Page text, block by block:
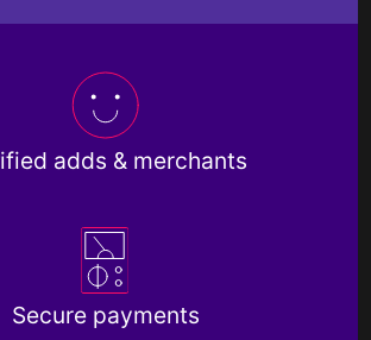
adds & merchants
Secure payments